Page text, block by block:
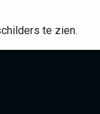
te zien.